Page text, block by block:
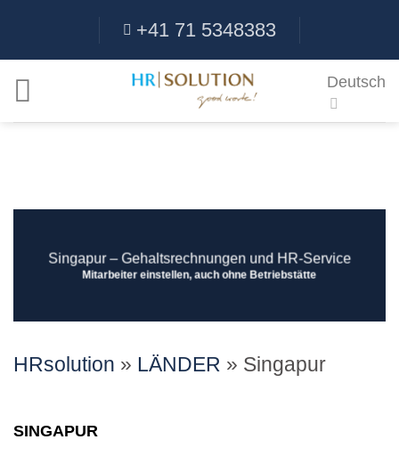
content
+41 71 5348383
Deutsch
Singapur ‒ Gehaltsrechnungen und HR-Service
Mitarbeiter einstellen, auch ohne Betriebstätte
HRsolution » LÄNDER » Singapur
SINGAPUR